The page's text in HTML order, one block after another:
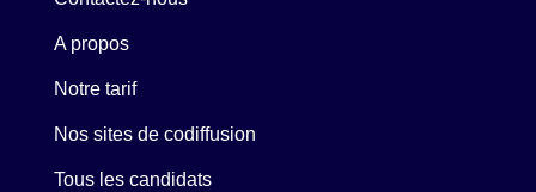
A propos
Notre tarif
Nos sites de codiffusion
Tous les candidats